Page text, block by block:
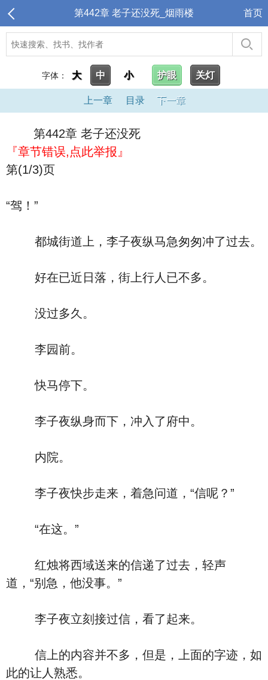
第442章 老子还没死_烟雨楼 首页
字体： 大 中 小 护眼 关灯
上一章 目录 下一章
第442章 老子还没死
『章节错误,点此举报』
第(1/3)页
“驾！”
都城街道上，李子夜纵马急匆匆冲了过去。
好在已近日落，街上行人已不多。
没过多久。
李园前。
快马停下。
李子夜纵身而下，冲入了府中。
内院。
李子夜快步走来，着急问道，“信呢？”
“在这。”
红烛将西域送来的信递了过去，轻声
道，“别急，他没事。”
李子夜立刻接过信，看了起来。
信上的内容并不多，但是，上面的字迹，如
此的让人熟悉。